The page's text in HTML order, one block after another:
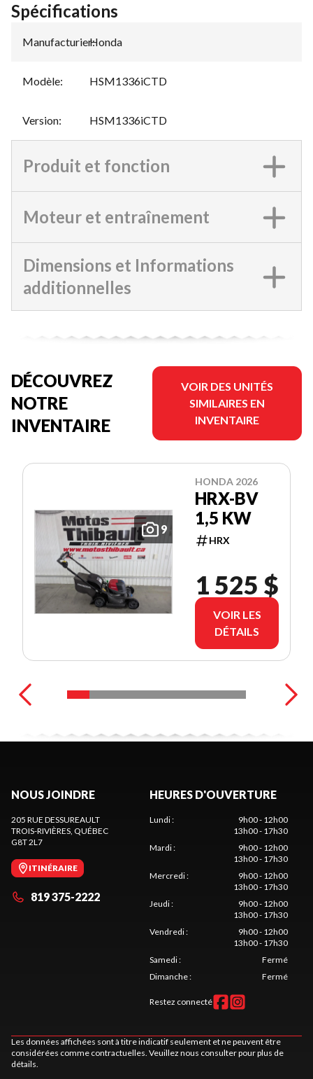
Spécifications
Manufacturier:
Honda
Modèle: HSM1336iCTD
Version: HSM1336iCTD
Produit et fonction
Moteur et entraînement
Dimensions et Informations
additionnelles
DÉCOUVREZ
NOTRE
INVENTAIRE
VOIR DES UNITÉS
SIMILAIRES EN
INVENTAIRE
9
HONDA 2026
HRX-BV
1,5 KW
HRX
1 525 $
VOIR LES
DÉTAILS
NOUS JOINDRE
205 RUE DESSUREAULT
TROIS-RIVIÈRES , QUÉBEC
G8T 2L7
ITINÉRAIRE
819 375-2222
HEURES D'OUVERTURE
Lundi:
9h00 - 12h00
13h00 - 17h30
Mardi:
9h00 - 12h00
13h00 - 17h30
Mercredi:
9h00 - 12h00
13h00 - 17h30
Jeudi:
9h00 - 12h00
13h00 - 17h30
Vendredi:
9h00 - 12h00
13h00 - 17h30
Samedi:
Fermé
Dimanche: Fermé
Restez connecté
Les données affichées sont à titre indicatif seulement et ne peuvent être
considérées comme contractuelles. Veuillez nous consulter pour plus de
détails.